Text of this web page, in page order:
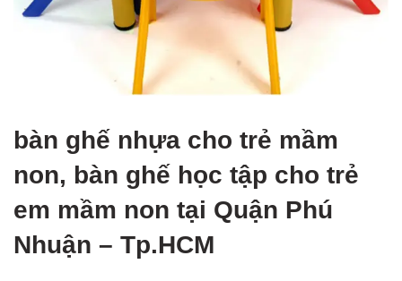
bàn ghế nhựa cho trẻ mầm
non, bàn ghế học tập cho trẻ
em mầm non tại Quận Phú
Nhuận – Tp.HCM